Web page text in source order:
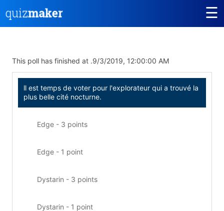
☰
This poll has finished at .9/3/2019, 12:00:00 AM
ll est temps de voter pour l'explorateur qui a trouvé la
plus belle cité nocturne.
Edge - 3 points
Edge - 1 point
Dystarin - 3 points
Dystarin - 1 point